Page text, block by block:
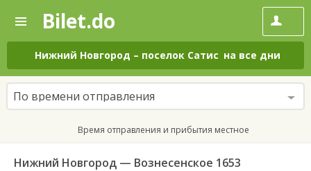
—
Поиск
и
покупка
билетов
на
автобус
онлайн
Bilet.do
Нижний Новгород – поселок Сатис на все дни
По времени отправления
Время отправления и прибытия местное
Нижний Новгород — Вознесенское 1653